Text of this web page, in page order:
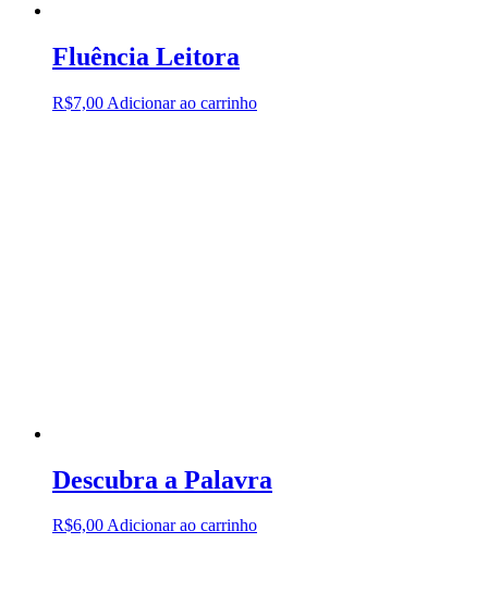
Fluência Leitora
R$7,00 Adicionar ao carrinho
Descubra a Palavra
R$6,00Adicionar ao carrinho